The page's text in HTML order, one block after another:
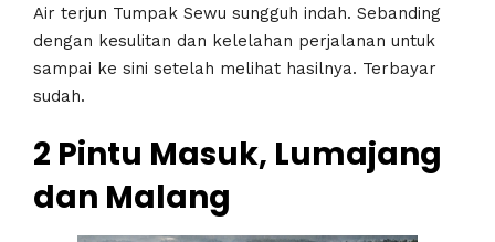
Air terjun Tumpak Sewu sungguh indah. Sebanding
dengan kesulitan dan kelelahan perjalanan untuk
sampai ke sini setelah melihat hasilnya. Terbayar
sudah.
2 Pintu Masuk, Lumajang
dan Malang